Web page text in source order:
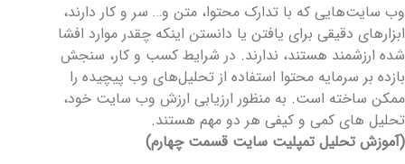
وب سایت‌هایی که با تدارک محتوا، متن و… سر و کار دارند،
ابزارهای دقیقی برای یافتن یا دانستن اینکه چقدر موارد افشا
شده ارزشمند هستند، ندارند. در شرایط کسب و کار، سنجش
بازده بر سرمایه محتوا استفاده از تحلیل‌های وب پیچیده را
ممکن ساخته است. به منظور ارزیابی ارزش وب سایت خود،
تحلیل ‌های کمی و کیفی هر دو مهم هستند.
(آموزش تحلیل تمپلیت سایت قسمت چهارم)